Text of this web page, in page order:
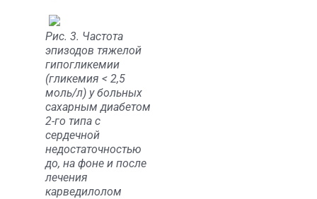
Рис. 3. Частота
эпизодов тяжелой
гипогликемии
(гликемия < 2,5
моль/л) у больных
сахарным диабетом
2-го типа с
сердечной
недостаточностью
до, на фоне и после
лечения
карведилолом